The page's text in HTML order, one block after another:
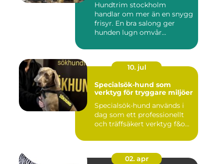
Hundtrim stockholm
handlar om mer än en snygg
frisyr. En bra salong ger
hunden lugn omvår...
10. jul
Specialsök-hund som
verktyg för tryggare miljöer
Specialsök-hund används i
dag som ett professionellt
och träffsäkert verktyg f&o...
02. apr